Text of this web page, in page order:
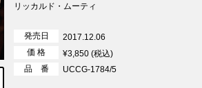
リッカルド・ムーティ
発売日
2017.12.06
価 格
¥3,850 (税込)
品 番
UCCG-1784/5